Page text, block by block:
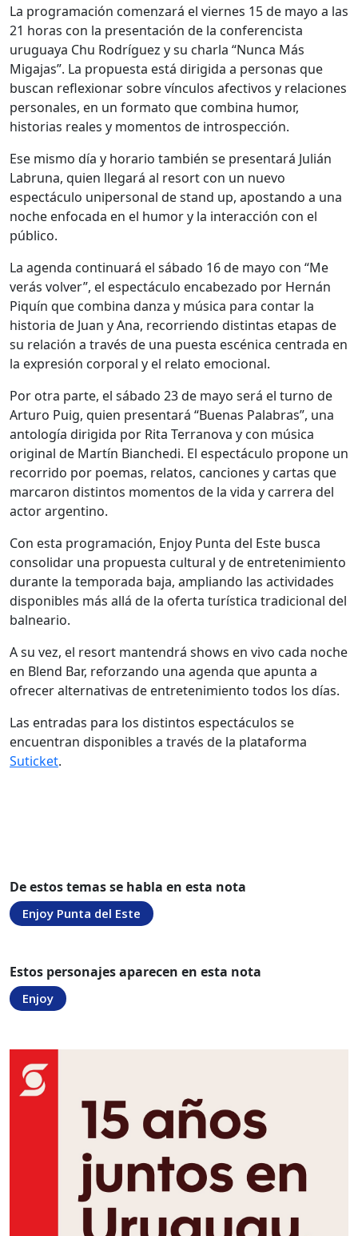
La programación comenzará el viernes 15 de mayo a las
21 horas con la presentación de la conferencista
uruguaya Chu Rodríguez y su charla “Nunca Más
Migajas”. La propuesta está dirigida a personas que
buscan reflexionar sobre vínculos afectivos y relaciones
personales, en un formato que combina humor,
historias reales y momentos de introspección.
Ese mismo día y horario también se presentará Julián
Labruna, quien llegará al resort con un nuevo
espectáculo unipersonal de stand up, apostando a una
noche enfocada en el humor y la interacción con el
público.
La agenda continuará el sábado 16 de mayo con “Me
verás volver”, el espectáculo encabezado por Hernán
Piquín que combina danza y música para contar la
historia de Juan y Ana, recorriendo distintas etapas de
su relación a través de una puesta escénica centrada en
la expresión corporal y el relato emocional.
Por otra parte, el sábado 23 de mayo será el turno de
Arturo Puig, quien presentará “Buenas Palabras”, una
antología dirigida por Rita Terranova y con música
original de Martín Bianchedi. El espectáculo propone un
recorrido por poemas, relatos, canciones y cartas que
marcaron distintos momentos de la vida y carrera del
actor argentino.
Con esta programación, Enjoy Punta del Este busca
consolidar una propuesta cultural y de entretenimiento
durante la temporada baja, ampliando las actividades
disponibles más allá de la oferta turística tradicional del
balneario.
A su vez, el resort mantendrá shows en vivo cada noche
en Blend Bar, reforzando una agenda que apunta a
ofrecer alternativas de entretenimiento todos los días.
Las entradas para los distintos espectáculos se
encuentran disponibles a través de la plataforma
Suticket.
De estos temas se habla en esta nota
Enjoy Punta del Este
Estos personajes aparecen en esta nota
Enjoy